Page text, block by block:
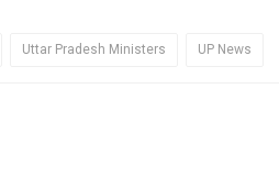
Uttar Pradesh Ministers UP News